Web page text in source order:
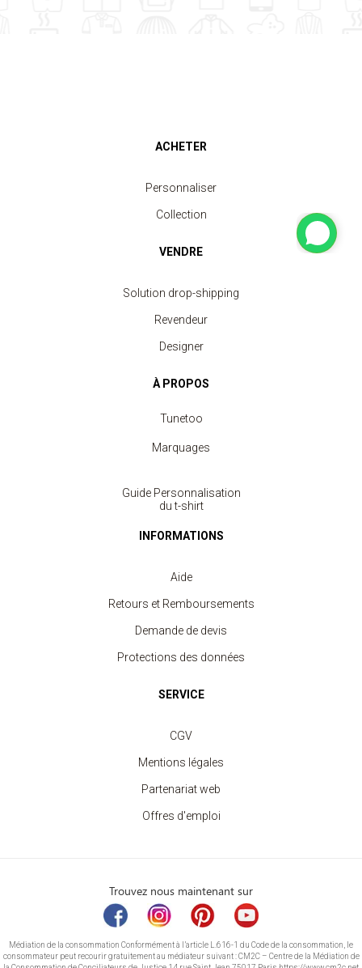
ACHETER
Personnaliser
Collection
VENDRE
Solution drop-shipping
Revendeur
Designer
À PROPOS
Tunetoo
Marquages
Guide Personnalisation
du t-shirt
INFORMATIONS
Aide
Retours et Remboursements
Demande de devis
Protections des données
SERVICE
CGV
Mentions légales
Partenariat web
Offres d'emploi
Trouvez nous maintenant sur
Médiation de la consommation Conformément à l’article L.616-1 du Code de la consommation, le
consommateur peut recourir gratuitement au médiateur suivant : CM2C – Centre de la Médiation de